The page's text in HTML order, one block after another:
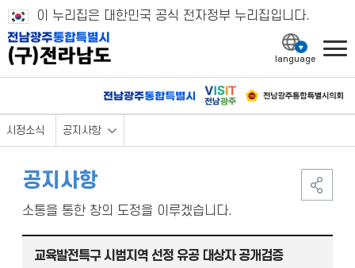
이 누리집은 대한민국 공식 전자정부 누리집입니다.
시정소식 공지사항
공지사항
소통을 통한 창의 도정을 이루겠습니다.
교육발전특구 시범지역 선정 유공 대상자 공개검증